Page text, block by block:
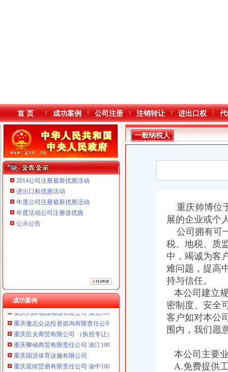
本站导航
首 页 成功案例 公司注册 注销转让 进出口权
2014公司注册最新优惠活动
进出口权优惠活动
年度公司注册最新优惠活动
年度活动公司注册送优惠
公示公告
成功案例
重庆鸽牌电线电缆有限公司 渝北10010万 (进出口权)
重庆傲志众达投资咨询有限责任公司 渝九1000万 （增资）
重庆臣夫商贸有限公司 （执照专让）
重庆卿倾商贸有限责任公司 渝江100万 （工商注册）
重庆国洪体育设施有限公司
重庆星竣贸易有限责任公司 渝中100万 （进出口权）
重庆海谛升进出口贸易有限公司 渝北100万 （进出口权）
一般纳税人
申报表
重庆帅博位
展的企业或个
公司拥有可
税、地税、质
中，竭诚为客
难问题，提高
持与信任。
本公司建立
密制度、安全
客户如对本公
围内，我们愿
本公司主要
A.免费提供